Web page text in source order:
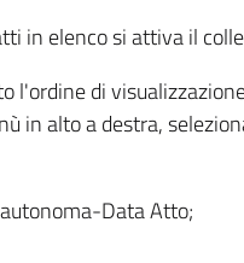
in elenco si attiva il
l'ordine di
in alto a destra,
Data Atto;